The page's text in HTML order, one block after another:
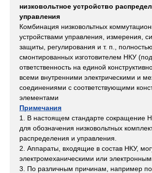
низковольтное устройство
управления
Комбинация низковольтных
устройствами управления, измерения,
защиты, регулирования и т. п., полностью
смонтированных изготовителем НКУ
ответственность на единой
всеми внутренними электрическими и
соединениями с соответствующими
элементами
Примечания
1. В настоящем стандарте сокращение
для обозначения низковольтных
распределения и управления.
2. Аппараты, входящие в состав НКУ,
электромеханическими или
3. По различным причинам, например